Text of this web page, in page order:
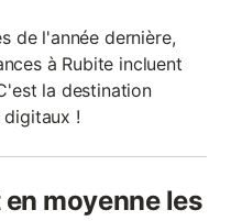
de l'année dernière,
à Rubite incluent
la destination
!
moyenne les